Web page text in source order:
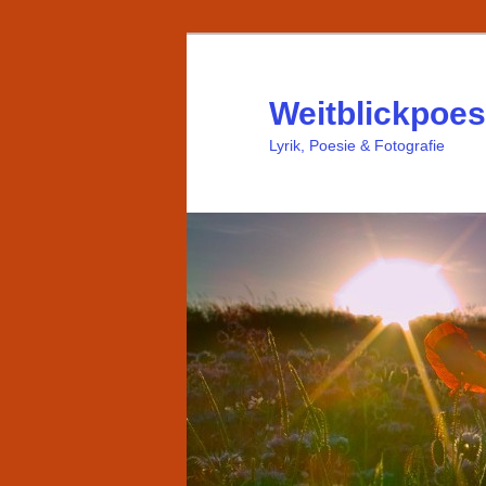
Lyrik, Poesie & Fotografie